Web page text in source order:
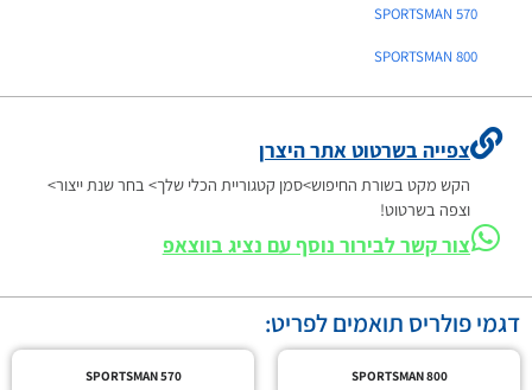
SPORTSMAN 570
SPORTSMAN 800
צפייה בשרטוט אתר היצרן
הקש מקט בשורת החיפוש>סמן קטגוריית הכלי שלך> בחר שנת ייצור>
וצפה בשרטוט!
צור קשר לבירור נוסף עם נציג בווצאפ
דגמי פולריס תואמים לפריט:
SPORTSMAN 800
SPORTSMAN 570